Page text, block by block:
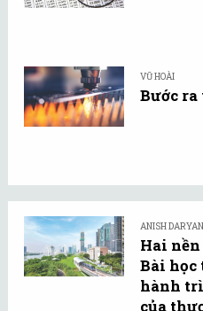
VŨ HOÀI
Bước
ANISH
Hai
Bài học
hành
của